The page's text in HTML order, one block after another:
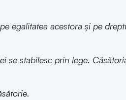
egalitatea acestora și pe
se stabilesc prin lege.